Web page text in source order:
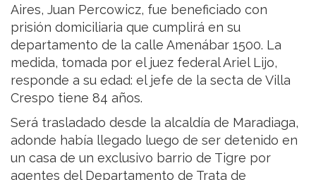
Aires, Juan Percowicz, fue beneficiado con
prisión domiciliaria que cumplirá en su
departamento de la calle Amenábar 1500. La
medida, tomada por el juez federal Ariel Lijo,
responde a su edad: el jefe de la secta de Villa
Crespo tiene 84 años.
Será trasladado desde la alcaldía de Maradiaga,
adonde había llegado luego de ser detenido en
un casa de un exclusivo barrio de Tigre por
agentes del Departamento de Trata de